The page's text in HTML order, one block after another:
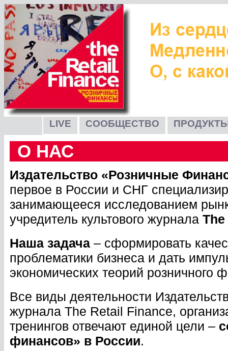
LIVE СООБЩЕСТВО
О НАС
Издательство «Розничные
первое в России и СНГ
занимающееся исследованием
учредитель культового журнала
Наша задача – сформировать
проблематики бизнеса и дать
экономических теорий розничного
Все виды деятельности
журнала The Retail Finance,
тренингов отвечают единой цели –
финансов» в России.